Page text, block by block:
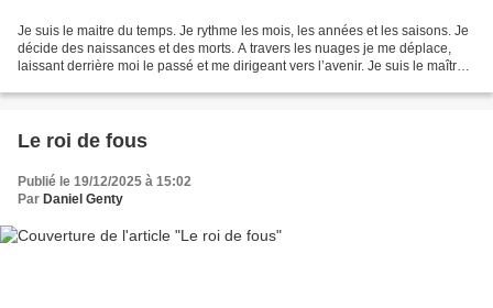
Je suis le maitre du temps. Je rythme les mois, les années et les saisons. Je
décide des naissances et des morts. A travers les nuages je me déplace,
laissant derrière moi le passé et me dirigeant vers l’avenir. Je suis le maître
Le roi de fous
Publié le 19/12/2025 à 15:02
Par Daniel Genty